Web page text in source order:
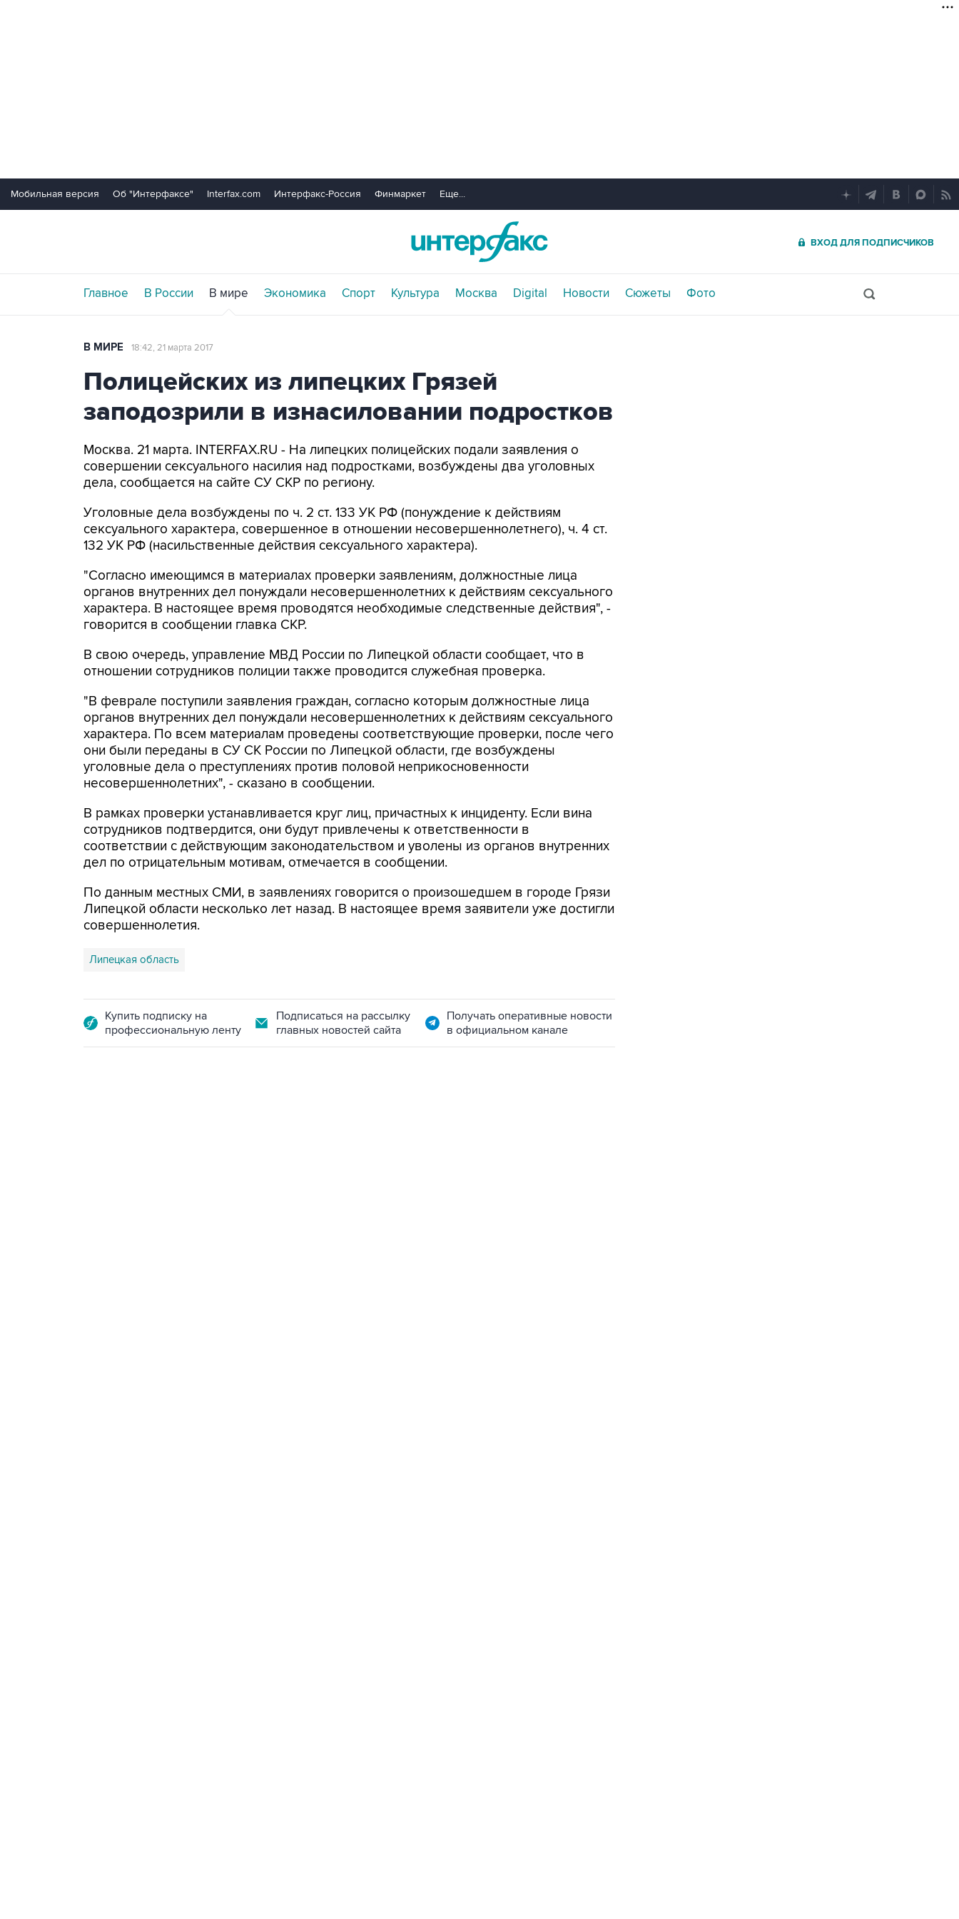
Мобильная версия Об "Интерфаксе" Interfax.com Интерфакс-Россия Финмаркет Еще...
ВХОД ДЛЯ ПОДПИСЧИКОВ
Главное В России В мире Экономика Спорт Культура Москва Digital Новости Сюжеты Фото
В МИРЕ 18:42, 21 марта 2017
Полицейских из липецких Грязей
заподозрили в изнасиловании подростков
Москва. 21 марта. INTERFAX.RU - На липецких полицейских подали заявления о
совершении сексуального насилия над подростками, возбуждены два уголовных
дела, сообщается на сайте СУ СКР по региону.
Уголовные дела возбуждены по ч. 2 ст. 133 УК РФ (понуждение к действиям
сексуального характера, совершенное в отношении несовершеннолетнего), ч. 4 ст.
132 УК РФ (насильственные действия сексуального характера).
"Согласно имеющимся в материалах проверки заявлениям, должностные лица
органов внутренних дел понуждали несовершеннолетних к действиям сексуального
характера. В настоящее время проводятся необходимые следственные действия", -
говорится в сообщении главка СКР.
В свою очередь, управление МВД России по Липецкой области сообщает, что в
отношении сотрудников полиции также проводится служебная проверка.
"В феврале поступили заявления граждан, согласно которым должностные лица
органов внутренних дел понуждали несовершеннолетних к действиям сексуального
характера. По всем материалам проведены соответствующие проверки, после чего
они были переданы в СУ СК России по Липецкой области, где возбуждены
уголовные дела о преступлениях против половой неприкосновенности
несовершеннолетних", - сказано в сообщении.
В рамках проверки устанавливается круг лиц, причастных к инциденту. Если вина
сотрудников подтвердится, они будут привлечены к ответственности в
соответствии с действующим законодательством и уволены из органов внутренних
дел по отрицательным мотивам, отмечается в сообщении.
По данным местных СМИ, в заявлениях говорится о произошедшем в городе Грязи
Липецкой области несколько лет назад. В настоящее время заявители уже достигли
совершеннолетия.
Липецкая область
Купить подписку на
профессиональную ленту
Подписаться на рассылку
главных новостей сайта
Получать оперативные новости
в официальном канале